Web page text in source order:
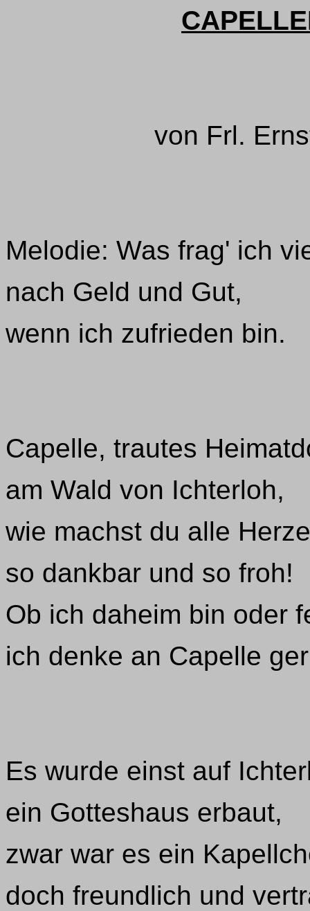
von Frl.
Melodie: Was frag' ich
nach Geld und Gut,
wenn ich zufrieden bin.
Capelle, trautes
am Wald von Ichterloh,
wie machst du alle
so dankbar und so froh!
Ob ich daheim bin oder
ich denke an Capelle
Es wurde einst auf
ein Gotteshaus erbaut,
zwar war es ein
doch freundlich und